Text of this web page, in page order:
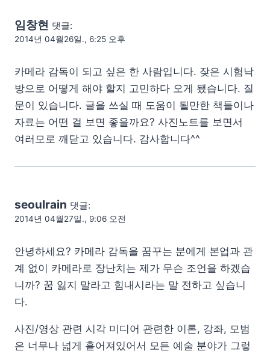
임창현 댓글:
2014년 04월26일., 6:25 오후
카메라 감독이 되고 싶은 한 사람입니다. 잦은 시험낙
방으로 어떻게 해야 할지 고민하다 오게 됐습니다. 질
문이 있습니다. 글을 쓰실 때 도움이 될만한 책들이나
자료는 어떤 걸 보면 좋을까요? 사진노트를 보면서
여러모로 깨닫고 있습니다. 감사합니다^^
seoulrain 댓글:
2014년 04월27일., 9:06 오전
안녕하세요? 카메라 감독을 꿈꾸는 분에게 본업과 관
계 없이 카메라로 장난치는 제가 무슨 조언을 하겠습
니까? 꿈 잃지 말라고 힘내시라는 말 전하고 싶습니
다.
사진/영상 관련 시각 미디어 관련한 이론, 강좌, 모범
은 너무나 넓게 흩어져있어서 모든 예술 분야가 그렇